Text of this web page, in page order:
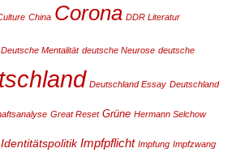
China Corona DDR Literatur
Deutsche Mentalität deutsche Neurose deutsche
Deutschland Essay Deutschland
Great Reset Grüne Hermann Selchow
Identitätspolitik Impfpflicht Impfung Impfzwang